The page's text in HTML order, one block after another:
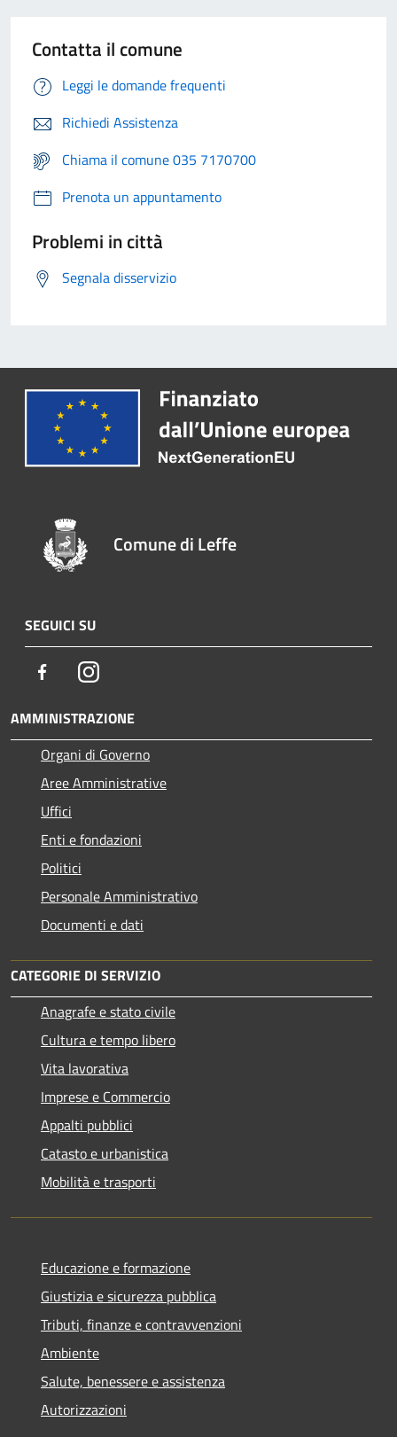
Contatta il comune
Leggi le domande frequenti
Richiedi Assistenza
Chiama il comune 035 7170700
Prenota un appuntamento
Problemi in città
Segnala disservizio
Comune di Leffe
SEGUICI SU
FacebookInstagram
AMMINISTRAZIONE
Organi di Governo
Aree Amministrative
Uffici
Enti e fondazioni
Politici
Personale Amministrativo
Documenti e dati
CATEGORIE DI SERVIZIO
Anagrafe e stato civile
Cultura e tempo libero
Vita lavorativa
Imprese e Commercio
Appalti pubblici
Catasto e urbanistica
Mobilità e trasporti
Educazione e formazione
Giustizia e sicurezza pubblica
Tributi, finanze e contravvenzioni
Ambiente
Salute, benessere e assistenza
Autorizzazioni